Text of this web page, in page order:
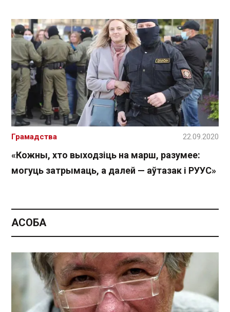
«Кожны, хто выходзіць на марш, разумее:
могуць затрымаць, а далей — аўтазак і РУУС»
Грамадства 22.09.2020
АСОБА